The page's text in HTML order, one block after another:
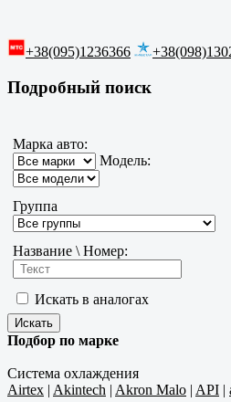
+38(095)1236366
Подробный поиск
Марка авто:
Модель:
Группа
Название \ Номер:
Искать в аналогах
Подбор по марке
Система охлаждения
Airtex | Akintech | Akron Malo | API |